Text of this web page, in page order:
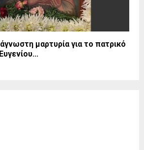
μαρτυρία για το πατρικό